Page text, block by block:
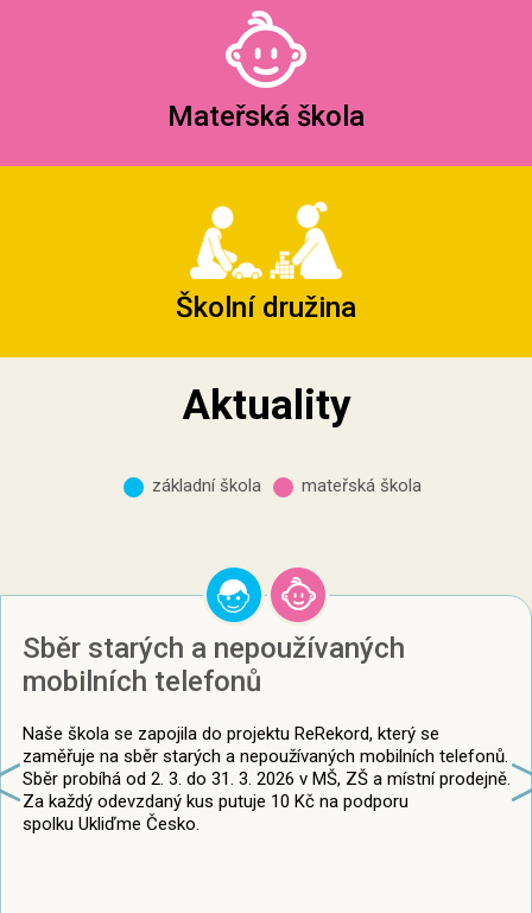
Mateřská škola
Školní družina
Aktuality
základní škola mateřská škola
Sběr starých a nepoužívaných
mobilních telefonů
Naše škola se zapojila do projektu ReRekord, který se
zaměřuje na sběr starých a nepoužívaných mobilních telefonů.
Sběr probíhá od 2. 3. do 31. 3. 2026 v MŠ, ZŠ a místní prodejně.
Za každý odevzdaný kus putuje 10 Kč na podporu
spolku Ukliďme Česko.